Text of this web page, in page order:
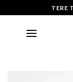
to
TERE